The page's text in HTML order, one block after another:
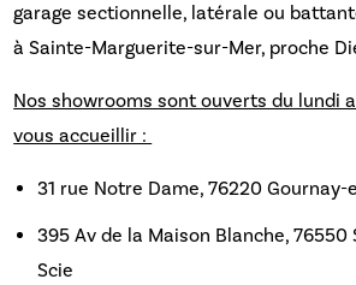
garage sectionnelle, latérale ou
à Sainte-Marguerite-sur-Mer, proche
Nos showrooms sont ouverts du lundi
vous accueillir :
31 rue Notre Dame, 76220 Gournay-
395 Av de la Maison Blanche,
Scie